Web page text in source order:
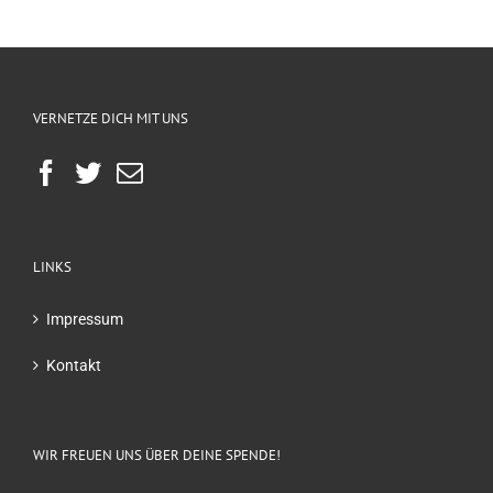
VERNETZE DICH MIT UNS
LINKS
Impressum
Kontakt
WIR FREUEN UNS ÜBER DEINE SPENDE!